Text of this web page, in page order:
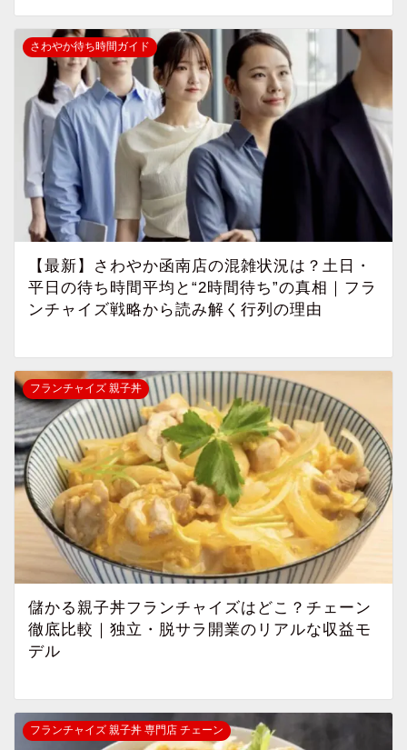
さわやか待ち時間ガイド
【最新】さわやか函南店の混雑状況は？土日・
平日の待ち時間平均と“2時間待ち”の真相｜フラ
ンチャイズ戦略から読み解く行列の理由
フランチャイズ 親子丼
儲かる親子丼フランチャイズはどこ？チェーン
徹底比較｜独立・脱サラ開業のリアルな収益モ
デル
フランチャイズ 親子丼 専門店 チェーン